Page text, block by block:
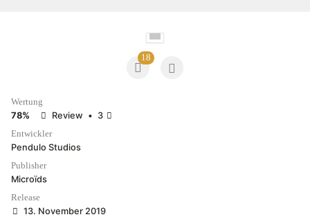
18
Wertung
78% Review • 3
Entwickler
Pendulo Studios
Publisher
Microïds
Release
13. November 2019